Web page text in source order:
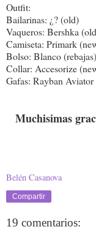
Outfit:
Bailarinas: ¿? (old)
Vaqueros: Bershka
Camiseta: Primark
Bolso: Blanco (rebajas)
Collar: Accesorize
Gafas: Rayban Aviator
Muchisimas
Belén Casanova
Compartir
19 comentarios: